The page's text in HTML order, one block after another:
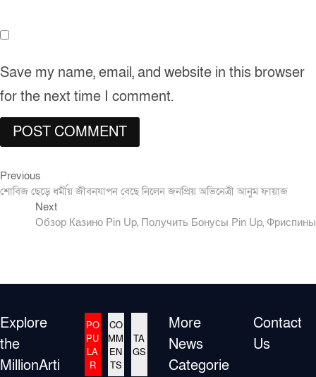
Save my name, email, and website in this browser
for the next time I comment.
Post
navigation
Previous
post:
শোবিজ ছেড়ে ধর্মীয় জীবনযাপন বেছে নিলেন জনপ্রিয় অভিনেত্রী আনুম ফায়াজ
NextNext
post:
Обзор Казино Pin Up, Получить Бонусы Pin Up, Фриспины
Explore
the
MillionArti
PO
PU
LA
R
CO
MM
EN
TS
TA
GS
More
News
Categorie
Contact
Us